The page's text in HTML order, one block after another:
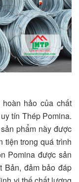
hảo của chất
tín Thép Pomina.
phẩm này được
tiện trong quá trình
Pomina được sản
Bản, đảm bảo đáp